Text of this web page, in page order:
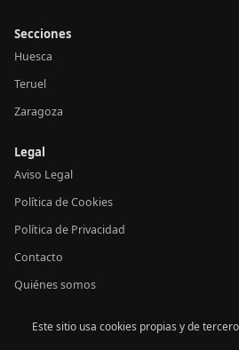
Secciones
Huesca
Teruel
Zaragoza
Legal
Aviso Legal
Política de Cookies
Política de Privacidad
Contacto
Quiénes somos
© 2026 24h
Este sitio usa cookies propias y de